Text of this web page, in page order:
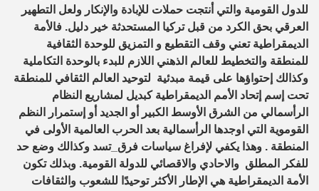
للدول القومية والتي أنتجت حملات للإبادة والإنكار ولعل التطهير
العرقي بحق الكرد من قبل تركيا المستحدثة خير دليل. فالأمة
الديمقراطية تعني وقف التقطيع و التمزيق للوحدة الثقافية
للمنطقة والتخطيط للعالم الذهني اللازم للبدء بالوحدة التكاملية
وكذالك إحتواؤها على قيمة مبدئية لتوحيد العالم الثقافي للمنطقة
تحت إسم إتحاد الأمم الديمقراطية كبديل لمشاريع النظام
الرأسمالي من الشرق الأوسط الكبير أو الجديد أو إستمرار النظم
القوموية التي اوجدها الرأسمالية بعد الحرب العالمية الأولى في
المنطقة . وهذا يكفي لإفراغ سياسات فرق_تسد وكذالك وضع حد
للفكر المطلق والاحادي والاقصائي للدولة القومية. وبذلك تكون
الأمة الديمقراطية هي الإطار الأكثر توحيدًا للشعوب والثقافات